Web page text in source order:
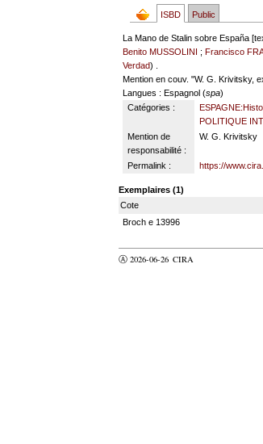
ISBD Public
La Mano de Stalin sobre España
Benito MUSSOLINI ;Francisco
Verdad) .
Mention en couv. "W. G. Krivitsky,
Langues : Espagnol (spa)
Catégories :
POLITIQUE
Mention de
responsabilité :
W. G. Krivitsky
Permalink : https://
Exemplaires (1)
Cote
Broch e 13996
Ⓐ 2026-06-26 CIRA